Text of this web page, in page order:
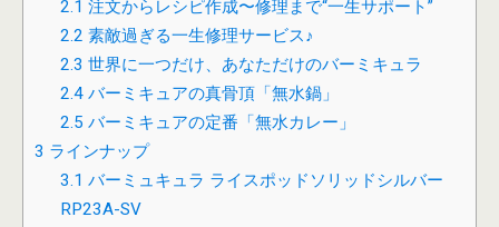
2.1 注文からレシピ作成〜修理まで“一生サポート”
2.2 素敵過ぎる一生修理サービス♪
2.3 世界に一つだけ、あなただけのバーミキュラ
2.4バーミキュアの真骨頂「無水鍋」
2.5 バーミキュアの定番「無水カレー」
3 ラインナップ
3.1 バーミュキュラ ライスポッドソリッドシルバー
RP23A-SV